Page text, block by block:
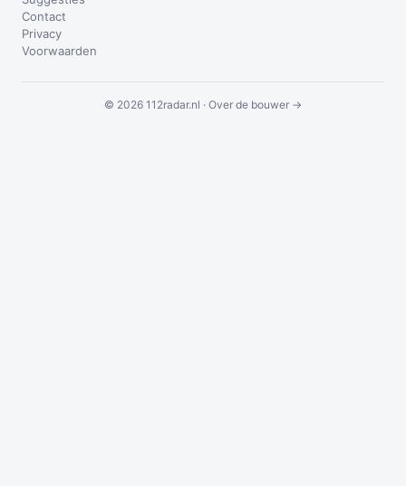
Contact
Privacy
Voorwaarden
© 2026 112radar.nl · Over de bouwer →